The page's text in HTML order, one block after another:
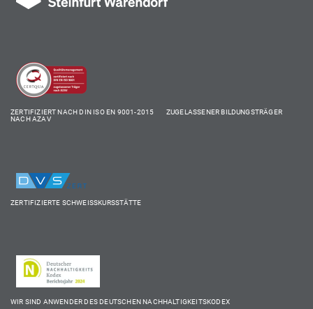
ZERTIFIZIERT NACH DIN ISO EN 9001-2015 ZUGELASSENER BILDUNGSTRÄGER
NACH AZAV
ZERTIFIZIERTE SCHWEISSKURSSTÄTTE
WIR SIND ANWENDER DES DEUTSCHEN NACHHALTIGKEITSKODEX